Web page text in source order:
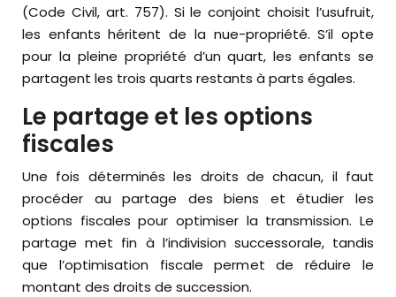
(Code Civil, art. 757). Si le conjoint choisit l’usufruit,
les enfants héritent de la nue-propriété. S’il opte
pour la pleine propriété d’un quart, les enfants se
partagent les trois quarts restants à parts égales.
Le partage et les options
fiscales
Une fois déterminés les droits de chacun, il faut
procéder au partage des biens et étudier les
options fiscales pour optimiser la transmission. Le
partage met fin à l’indivision successorale, tandis
que l’optimisation fiscale permet de réduire le
montant des droits de succession.